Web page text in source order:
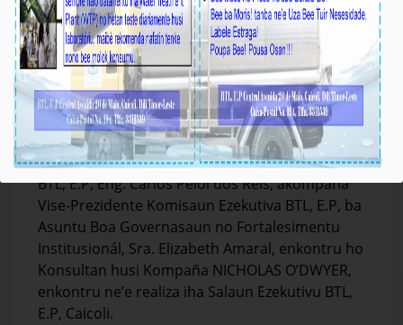
BTL, E.P E.P Enkontru ho Konsultan husi
Kompaña NICHOLAS O’DWYER
Média_BTL, E.P 08-Novembru-2023
Díli, 31/10/2023, Prezidente Komisaun Ezekutiva
BTL, E.P, Eng. Carlos Peloi dos Reis, akompaña
Vise-Prezidente Komisaun Ezekutiva BTL, E.P, ba
Asuntu Boa Governasaun no Fortalesimentu
Institusionál, Sra. Elizabeth Amaral, enkontru ho
Konsultan husi Kompaña NICHOLAS O’DWYER,
enkontru ne’e realiza iha Salaun Ezekutivu BTL,
E.P, Caicoli.